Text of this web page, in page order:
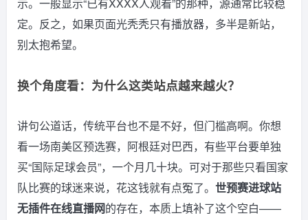
示。一般显示“已有XXXX人观看”的那种，源通常比较稳
定。反之，如果页面光秃秃只有播放器，多半是新站，
别太抱希望。
换个角度看：为什么这类站点越来越火？
讲句公道话，传统平台也不是不好，但门槛高啊。你想
看一场南美区预选赛，阿根廷对巴西，有些平台要单独
买“国际足球会员”，一个月几十块。可对于那些只看国家
队比赛的球迷来说，花这钱就有点冤了。 世预赛进球站
无插件在线直播网的存在，本质上填补了这个空白——